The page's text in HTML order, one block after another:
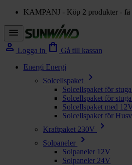
KAMPANJ - Köp 2 produkter - få
menu
person Logga in shopping_bag Gå till kassan
Energi Energi
Solcellspaket
chevron_right
Solcellspaket för
Solcellspaket för
Solcellspaket med
Solcellspaket för
Kraftpaket 230V
chevron_right
Solpaneler chevron_right
Solpaneler 12V
Solpaneler 24V